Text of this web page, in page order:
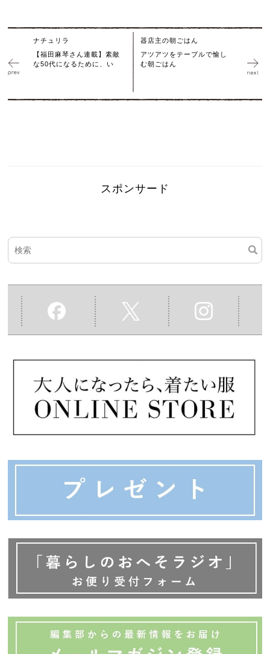
ナチュリラ
【福田麻琴さん連載】素敵
な50代になるために、い
器店主の朝ごはん
アツアツをテーブルで愉し
む朝ごはん
スポンサード